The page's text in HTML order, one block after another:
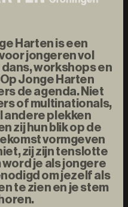
Harten is een
jongeren vol
workshops en
Jonge Harten
de agenda. Niet
of multinationals,
andere plekken
zij hun blik op de
vormgeven
zij zijn tenslotte
je als jongere
om jezelf als
te zien en je stem